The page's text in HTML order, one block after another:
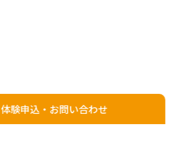
体験申込・お問い合わせ